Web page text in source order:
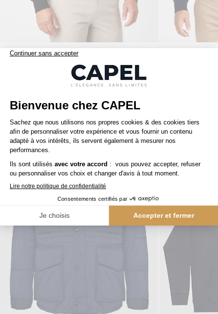
tommy hilfiger
Nos clients aiment aussi